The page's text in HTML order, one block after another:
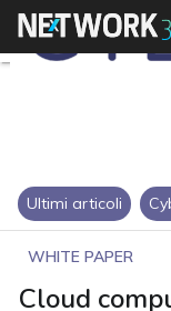
Ultimi articoli
WHITE PAPER
Cloud